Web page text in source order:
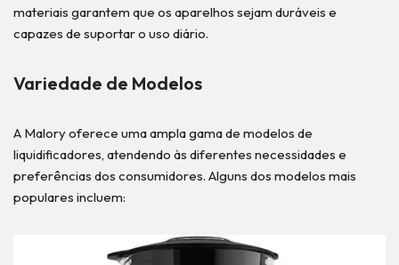
materiais garantem que os aparelhos sejam duráveis e
capazes de suportar o uso diário.
Variedade de Modelos
A Malory oferece uma ampla gama de modelos de
liquidificadores, atendendo às diferentes necessidades e
preferências dos consumidores. Alguns dos modelos mais
populares incluem: